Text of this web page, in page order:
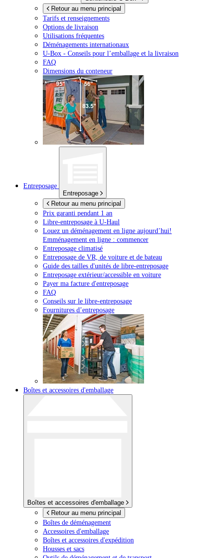
Retour au menu principal
Tarifs et renseignements
Options de livraison
Utilisations fréquentes
Déménagements internationaux
U-Box - Conseils pour l’emballage et la livraison
FAQ
Dimensions du conteneur
Entreposage
Entreposage
Retour au menu principal
Prix garanti pendant 1 an
Libre-entreposage à U-Haul
Louez un déménagement en ligne aujourd’hui!
Emménagement en ligne : commencer
Entreposage climatisé
Entreposage de VR, de voiture et de bateau
Guide des tailles d'unités de libre-entreposage
Entreposage extérieur/accessible en voiture
Payer ma facture d'entreposage
FAQ
Conseils sur le libre-entreposage
Fournitures d’entreposage
Boîtes et accessoires d'emballage
Boîtes et accessoires d'emballage
Retour au menu principal
Boîtes de déménagement
Accessoires d'emballage
Boîtes et accessoires d'expédition
Housses et sacs